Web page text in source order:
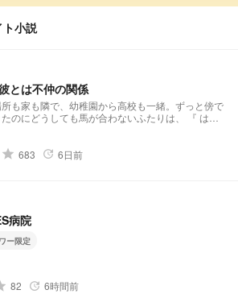
小説
とは不仲の関係
も家も隣で、幼稚園から高校も一緒。ずっと傍で
のにどうしても馬が合わないふたりは、 『 は
grade 683 update 6日前
病院
ー限定
82 update 6時間前